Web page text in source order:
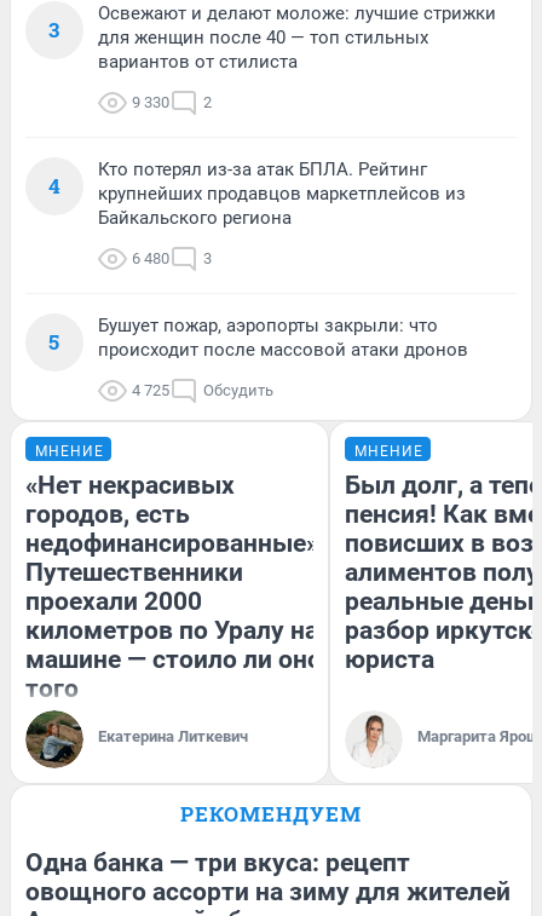
3
Освежают и делают моложе: лучшие стрижки
для женщин после 40 — топ стильных
вариантов от стилиста
9 330 2
4
Кто потерял из-за атак БПЛА. Рейтинг
крупнейших продавцов маркетплейсов из
Байкальского региона
6 480 3
5
Бушует пожар, аэропорты закрыли: что
происходит после массовой атаки дронов
4 725 Обсудить
МНЕНИЕ
«Нет некрасивых
городов, есть
недофинансированные».
Путешественники
проехали 2000
километров по Уралу на
машине — стоило ли оно
того
Екатерина Литкевич
МНЕНИЕ
Был долг, а
пенсия! Как
повисших в
алиментов
реальные
разбор
юриста
Маргарита
РЕКОМЕНДУЕМ
Одна банка — три вкуса: рецепт
овощного ассорти на зиму для жителей